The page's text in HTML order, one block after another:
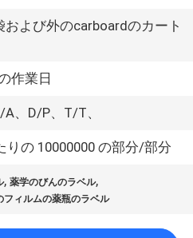
および外のcarboardのカート
作業日
、D/P、T/T、
りの 10000000 の部分/部分
,薬学のびんのラベル,
フィルムの薬瓶のラベル